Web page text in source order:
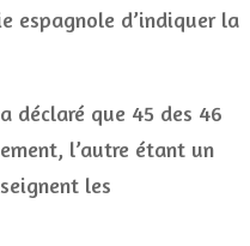
espagnole d’indiquer la
déclaré que 45 des 46
l’autre étant un
les